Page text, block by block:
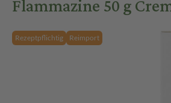
Flammazine 50 g
Rezeptpflichtig Reimport